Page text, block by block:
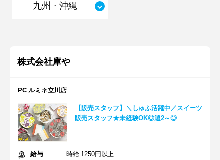
九州・沖縄
株式会社庫や
PC ルミネ立川店
【販売スタッフ】＼しゅふ活躍中／スイーツ
販売スタッフ★未経験OK◎週2～◎
給与
時給 1250円以上